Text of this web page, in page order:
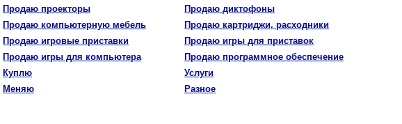
Продаю проекторы
Продаю диктофоны
Продаю компьютерную мебель
Продаю картриджи, расходники
Продаю игровые приставки
Продаю игры для приставок
Продаю игры для компьютера
Продаю программное обеспечение
Куплю
Услуги
Меняю
Разное